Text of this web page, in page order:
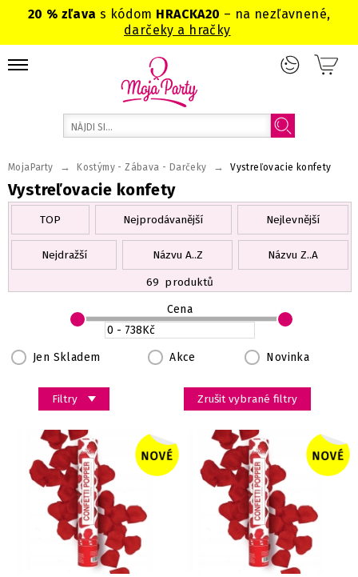
20 % zľavas kódom HRACKA20 – na nezľavnené,
darčeky a hračky
Vystreľovacie konfety
MojaParty → Kostýmy - Zábava - Darčeky → Vystreľovacie konfety
TOP Nejprodávanější Nejlevnější
Nejdražší Názvu A..Z
Názvu Z..A
69 produktů
Filtry
Jen Skladem Akce Novinka
Cena
Zrušit vybrané filtry